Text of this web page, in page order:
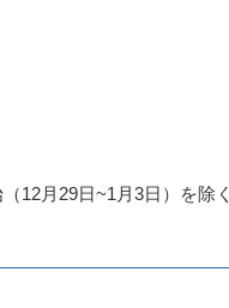
12月29日~1月3日）を除く